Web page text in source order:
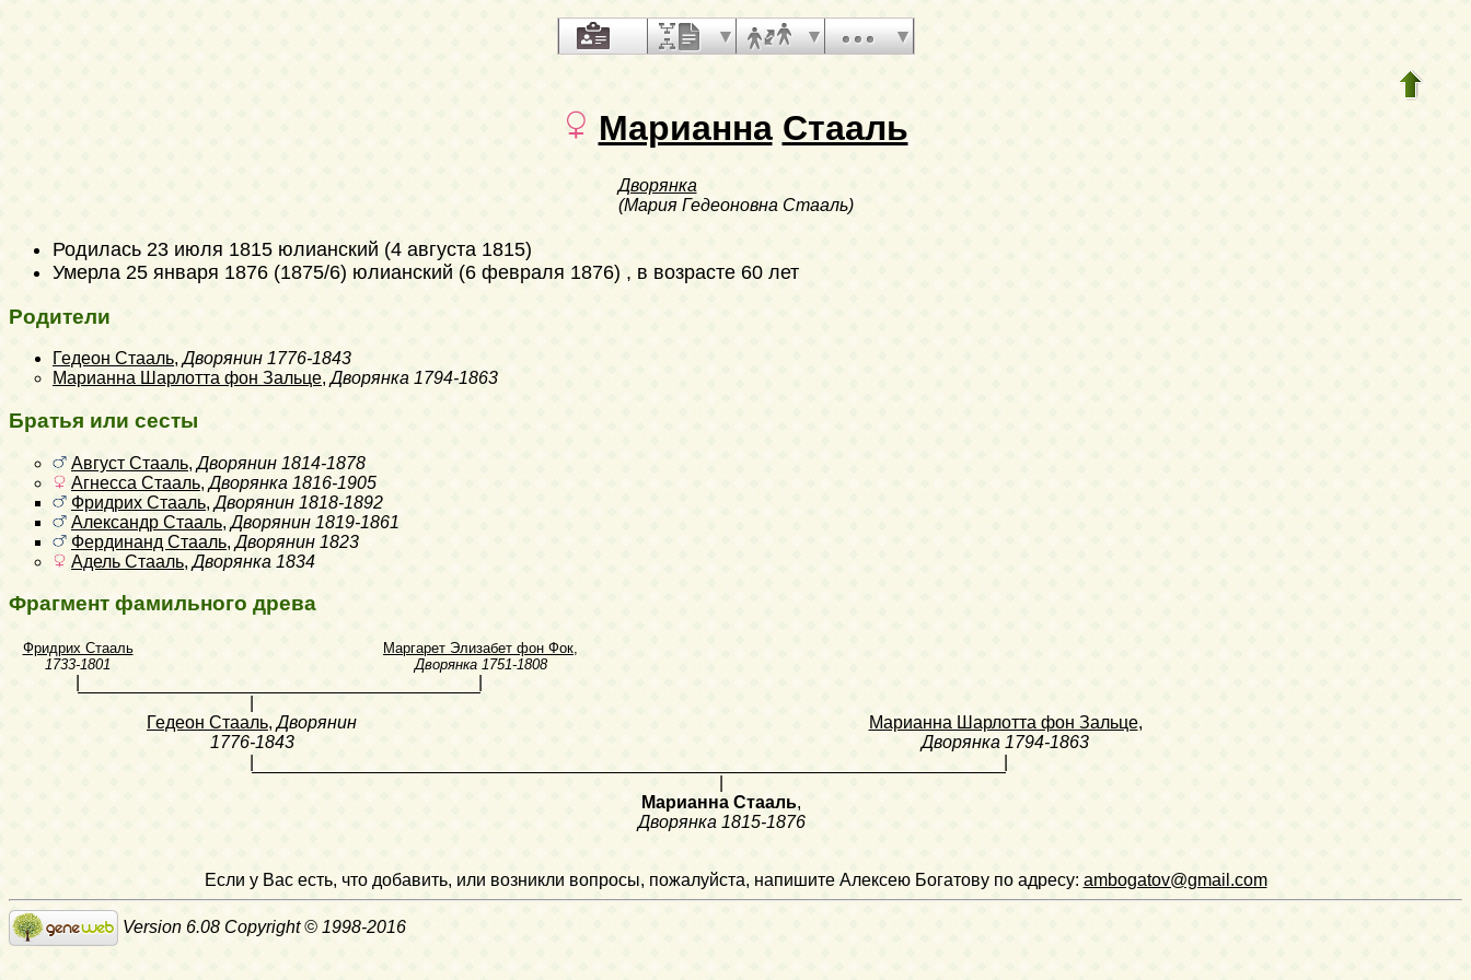
Марианна Стааль
Дворянка
(Мария Гедеоновна Стааль)
Родилась 23 июля 1815 юлианский (4 августа 1815)
Умерла 25 января 1876 (1875/6) юлианский (6 февраля 1876) , в возрасте 60 лет
Родители
Гедеон Стааль,Дворянин 1776-1843
Марианна Шарлотта фон Зальце,Дворянка 1794-1863
Братья или сесты
Август Стааль,Дворянин 1814-1878
Агнесса Стааль,Дворянка 1816-1905
Фридрих Стааль,Дворянин 1818-1892
Александр Стааль,Дворянин 1819-1861
Фердинанд Стааль,Дворянин 1823
Адель Стааль,Дворянка 1834
Фрагмент фамильного древа
Фридрих Стааль
1733-1801
Маргарет Элизабет фон Фок,
Дворянка 1751-1808
Гедеон Стааль,Дворянин
1776-1843
Марианна Шарлотта фон Зальце,
Дворянка 1794-1863
Марианна Стааль,
Дворянка 1815-1876
Если у Вас есть, что добавить, или возникли вопросы, пожалуйста, напишите Алексею Богатову по адресу: ambogatov@gmail.com
Version 6.08 Copyright © 1998-2016